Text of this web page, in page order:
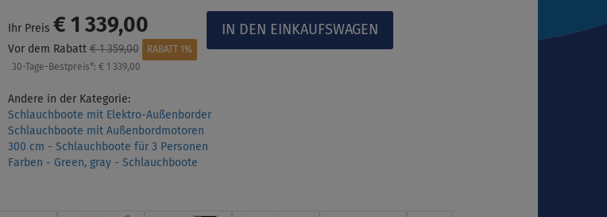
Ihr Preis € 1 339,00
Vor dem Rabatt€ 1 359,00
RABATT 1%
30-Tage-Bestpreis*:€ 1 339,00
Andere in der Kategorie:
Schlauchboote mit Elektro-Außenborder
Schlauchboote mit Außenbordmotoren
300 cm - Schlauchboote für 3 Personen
Farben - Green, gray - Schlauchboote